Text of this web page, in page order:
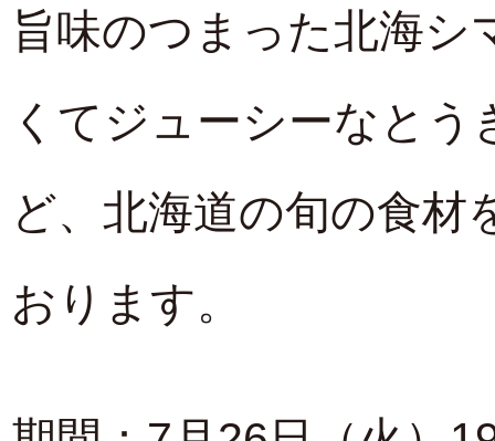
旨味のつまった北海
くてジューシーなと
ど、北海道の旬の食材
おります。